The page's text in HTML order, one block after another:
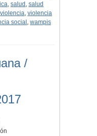
, salud , salud
violencia, violencia
social , wampis
/